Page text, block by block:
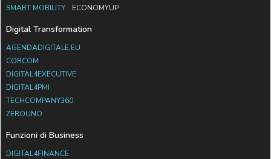
SMART MOBILITY
ECONOMYUP
Digital Transformation
AGENDADIGITALE.EU
CORCOM
DIGITAL4EXECUTIVE
DIGITAL4PMI
TECHCOMPANY360
ZEROUNO
Funzioni di Business
DIGITAL4FINANCE